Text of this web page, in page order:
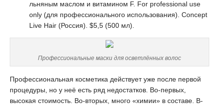
льняным маслом и витамином F. For professional use
only (для профессионального использования). Concept
Live Hair (Россия). $5,5 (500 мл).
Профессиональные маски для осветлённых волос
Профессиональная косметика действует уже после первой
процедуры, но у неё есть ряд недостатков. Во-первых,
высокая стоимость. Во-вторых, много «химии» в составе. В-